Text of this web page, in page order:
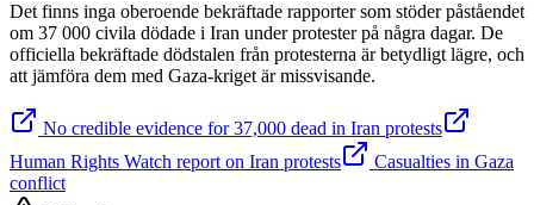
Det finns inga oberoende bekräftade rapporter som stöder påståendet
om 37 000 civila dödade i Iran under protester på några dagar. De
officiella bekräftade dödstalen från protesterna är betydligt lägre, och
att jämföra dem med Gaza-kriget är missvisande.
No credible evidence for 37,000 dead in Iran protests
Human Rights Watch report on Iran protests
Casualties in Gaza
conflict